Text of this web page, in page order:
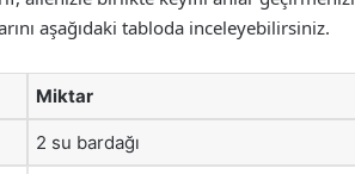
aşağıdaki tabloda inceleyebilirsiniz.
Miktar
2 su bardağı